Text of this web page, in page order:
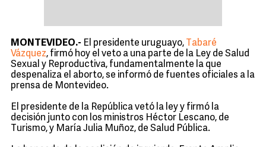
MONTEVIDEO.- El presidente uruguayo,
Tabaré
Vázquez, firmó hoy el veto a una parte de la Ley de Salud
Sexual y Reproductiva, fundamentalmente la que
despenaliza el aborto, se informó de fuentes oficiales a la
prensa de Montevideo.
El presidente de la República vetó la ley y firmó la
decisión junto con los ministros Héctor Lescano, de
Turismo, y María Julia Muñoz, de Salud Pública.